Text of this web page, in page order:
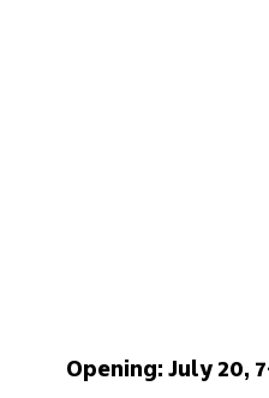
‏Opening: July 20,